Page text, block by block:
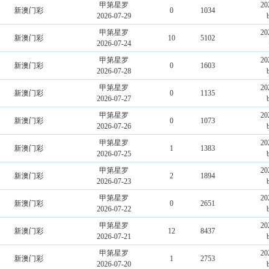
新澳门彩
甲第星罗
2026-07-29
0 1034
新澳门彩
甲第星罗
2026-07-24
10 5102
新澳门彩
甲第星罗
2026-07-28
0 1603
新澳门彩
甲第星罗
2026-07-27
0 1135
新澳门彩
甲第星罗
2026-07-26
0 1073
新澳门彩
甲第星罗
2026-07-25
1 1383
新澳门彩
甲第星罗
2026-07-23
2 1894
新澳门彩
甲第星罗
2026-07-22
0 2651
新澳门彩
甲第星罗
2026-07-21
12 8437
新澳门彩
甲第星罗
2026-07-20
1 2753